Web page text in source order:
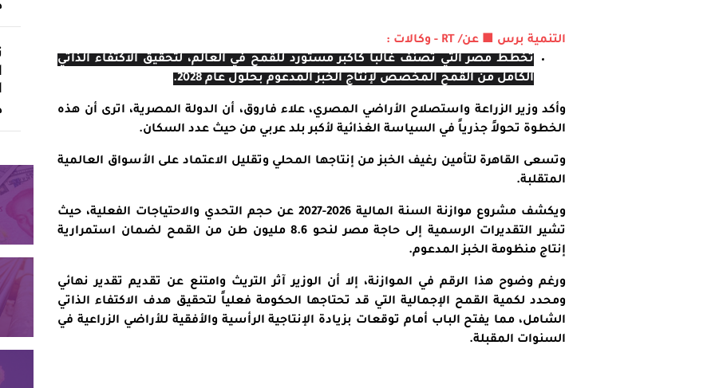
التنمية برس ■ عن/ RT - وكالات :
تخطط مصر التي تصنف غالباً كأكبر مستورد للقمح في العالم، لتحقيق الاكتفاء الذاتي
الكامل من القمح المخصص لإنتاج الخبز المدعوم بحلول عام 2028.
وأكد وزير الزراعة واستصلاح الأراضي المصري، علاء فاروق، أن الدولة المصرية، اترى أن هذه
الخطوة تحولاً جذرياً في السياسة الغذائية لأكبر بلد عربي من حيث عدد السكان.
وتسعى القاهرة لتأمين رغيف الخبز من إنتاجها المحلي وتقليل الاعتماد على الأسواق العالمية
المتقلبة.
ويكشف مشروع موازنة السنة المالية 2026-2027 عن حجم التحدي والاحتياجات الفعلية، حيث
تشير التقديرات الرسمية إلى حاجة مصر لنحو 8.6 مليون طن من القمح لضمان استمرارية
إنتاج منظومة الخبز المدعوم.
ورغم وضوح هذا الرقم في الموازنة، إلا أن الوزير آثر التريث وامتنع عن تقديم تقدير نهائي
ومحدد لكمية القمح الإجمالية التي قد تحتاجها الحكومة فعلياً لتحقيق هدف الاكتفاء الذاتي
الشامل، مما يفتح الباب أمام توقعات بزيادة الإنتاجية الرأسية والأفقية للأراضي الزراعية في
السنوات المقبلة.